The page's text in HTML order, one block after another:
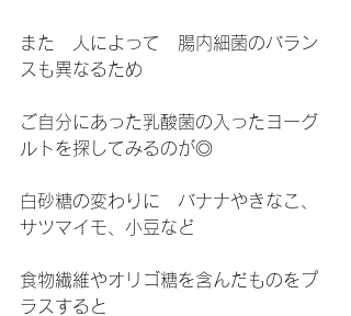
また　人によって　腸内細菌のバラン
スも異なるため
ご自分にあった乳酸菌の入ったヨーグ
ルトを探してみるのが◎
白砂糖の変わりに　バナナやきなこ、
サツマイモ、小豆など
食物繊維やオリゴ糖を含んだものをプ
ラスすると